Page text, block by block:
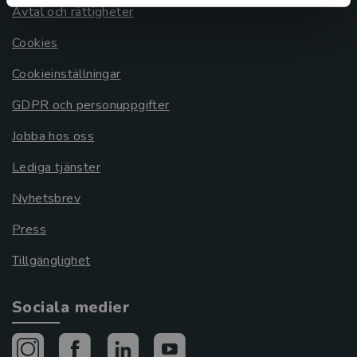
Avtal och rättigheter
Cookies
Cookieinställningar
GDPR och personuppgifter
Jobba hos oss
Lediga tjänster
Nyhetsbrev
Press
Tillgänglighet
Sociala medier